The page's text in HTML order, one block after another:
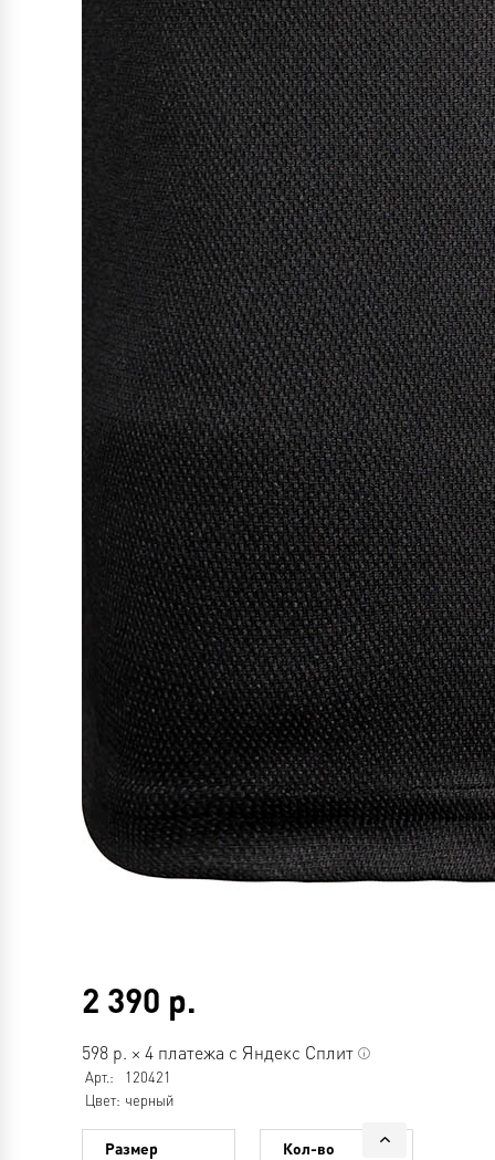
2 390 р.
598 р. × 4 платежа с Яндекс Сплит
Арт.:
120421
Цвет: черный
Размер Кол-во